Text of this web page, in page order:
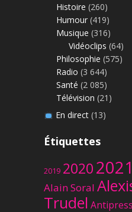
Histoire (260)
Humour (419)
Musique (316)
Vidéoclips (64)
Philosophie (575)
Radio (3 644)
Santé (2 085)
Télévision (21)
En direct(13)
Étiquettes
2019 20202021
Alain Soral
Trudel